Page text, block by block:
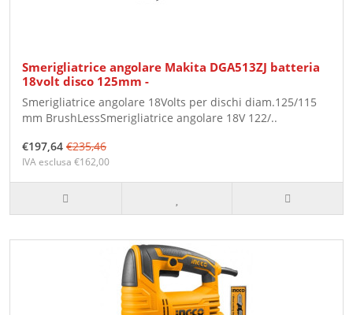
Smerigliatrice angolare Makita DGA513ZJ batteria
18volt disco 125mm -
Smerigliatrice angolare 18Volts per dischi diam.125/115
mm BrushLessSmerigliatrice angolare 18V 122/..
€197,64 €235,46
IVA esclusa €162,00